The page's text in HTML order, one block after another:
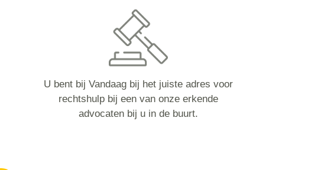
U bent bij Vandaag bij het juiste adres voor
rechtshulp bij een van onze erkende
advocaten bij u in de buurt.